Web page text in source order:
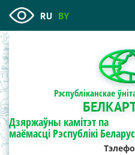
RU BY
Рэспубліканскае
Дзяржаўны камітэт па
маёмасці Рэспублікі